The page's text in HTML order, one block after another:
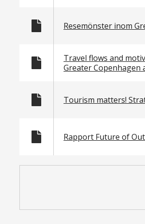
Resemönster inom
Travel flows and
Greater Copenhagen
Tourism matters!
Rapport Future of